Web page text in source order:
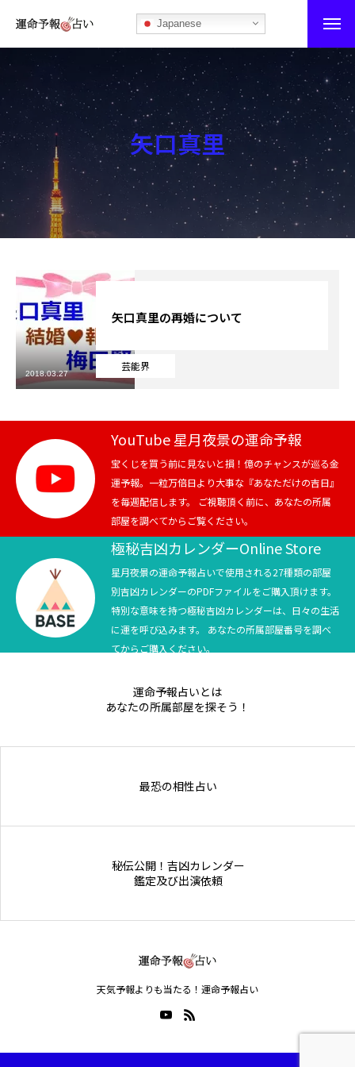
Japanese
運命予報占い
運命予報占いとは
あなたの所属部屋を探そう！
最恐の相性占い
秘伝公開！吉凶カレンダー
ブログ
お知らせ
芸能界
テニス
スポーツ
競馬
テニス四大大会・五輪
テニス四大大会・五輪
矢口真里
芸能界
矢口真里の再婚について
2018.03.27
YouTube 星月夜景の運命予報
宝くじを買う前に見ないと損！億のチャンスが巡る金
運予報。一粒万倍日より大事な『あなただけの吉日』
を毎週配信します。 ご視聴頂く前に、あなたの所属
部屋を調べてからご覧ください。
極秘吉凶カレンダーOnline Store
星月夜景の運命予報占いで使用される27種類の部屋
別吉凶カレンダーのPDFファイルをご購入頂けます。
特別な意味を持つ極秘吉凶カレンダーは、日々の生活
に運を呼び込みます。 あなたの所属部屋番号を調べ
てからご購入ください。
運命予報占いとは
あなたの所属部屋を探そう！
最恐の相性占い
秘伝公開！吉凶カレンダー
鑑定及び出演依頼
天気予報よりも当たる！運命予報占い